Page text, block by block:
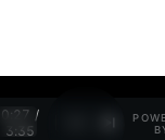
0:27 /
3:35